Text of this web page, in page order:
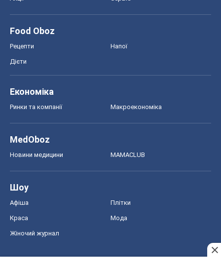
Food Oboz
Рецепти Напої
Дієти
Економіка
Ринки та компанії Макроекономіка
MedOboz
Новини медицини MAMACLUB
Шоу
Афіша Плітки
Краса Мода
Жіночий журнал